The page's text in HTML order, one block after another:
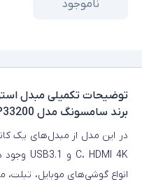
ناموجود
توضیحات تکمیلی
برند سامسونگ مدل EE-P33200
انواع گوشی‌های موبایل،